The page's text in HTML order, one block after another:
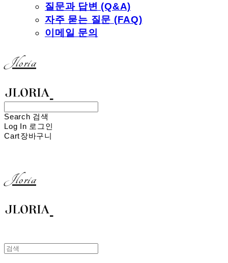
질문과 답변 (Q&A)
자주 묻는 질문 (FAQ)
이메일 문의
Jloria
Search 검색
Log In 로그인
Cart장바구니
Jloria